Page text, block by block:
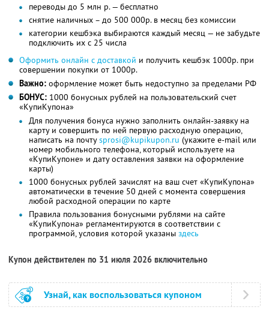
переводы до 5 млн р. — бесплатно
снятие наличных – до 500 000р. в месяц без комиссии
категории кешбэка выбираются каждый месяц — не забудьте
подключить их с 25 числа
Оформить онлайн с доставкой и получить кешбэк 1000р. при
совершении покупки от 1000р.
Важно: оформление может быть недоступно за пределами РФ
БОНУС: 1000 бонусных рублей на пользовательский счет
«КупиКупона»
Для получения бонуса нужно заполнить онлайн-заявку на
карту и совершить по ней первую расходную операцию,
написать на почтуsprosi@kupikupon.ru (укажите e-mail или
номер мобильного телефона, который используете на
«КупиКупоне» и дату оставления заявки на оформление
карты)
1000 бонусных рублей зачислят на ваш счет «КупиКупона»
автоматически в течение 50 дней с момента совершения
любой расходной операции по карте
Правила пользования бонусными рублями на сайте
«КупиКупона» регламентируются в соответствии с
программой, условия которой указаны здесь
Купон действителен по 31 июля 2026 включительно
Узнай, как воспользоваться купоном